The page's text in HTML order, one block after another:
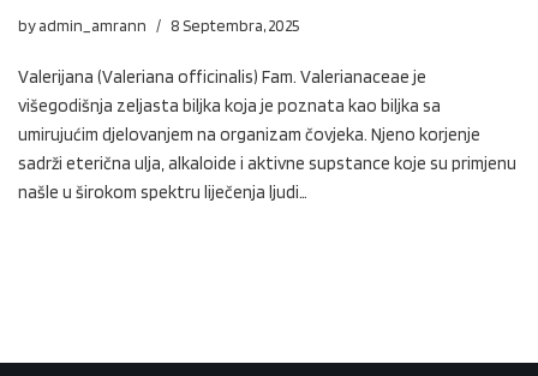
byadmin_amrann 8 Septembra, 2025
Valerijana (Valeriana officinalis) Fam. Valerianaceae je
višegodišnja zeljasta biljka koja je poznata kao biljka sa
umirujućim djelovanjem na organizam čovjeka. Njeno korjenje
sadrži eterična ulja, alkaloide i aktivne supstance koje su primjenu
našle u širokom spektru liječenja ljudi…